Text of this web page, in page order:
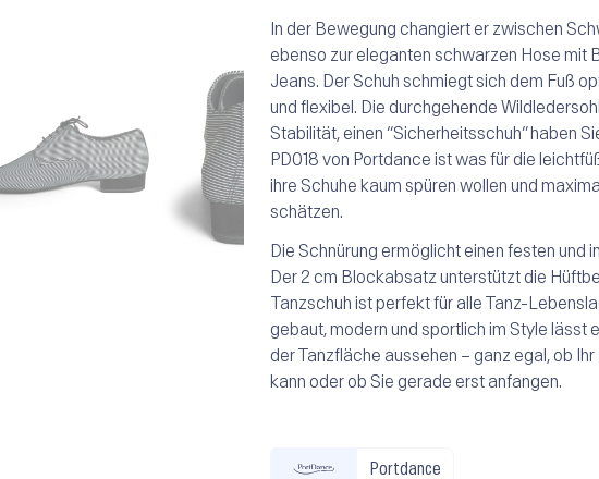
In der Bewegung changiert er zwischen
ebenso zur eleganten schwarzen Hose mit
Jeans. Der Schuh schmiegt sich dem Fuß
und flexibel. Die durchgehende
Stabilität, einen “Sicherheitsschuh” haben
PD018 von Portdance ist was für die
ihre Schuhe kaum spüren wollen und
schätzen.
Die Schnürung ermöglicht einen festen und
Der 2 cm Blockabsatz unterstützt die
Tanzschuh ist perfekt für alle Tanz-
gebaut, modern und sportlich im Style lässt
der Tanzfläche aussehen – ganz egal, ob
kann oder ob Sie gerade erst anfangen.
Portdance